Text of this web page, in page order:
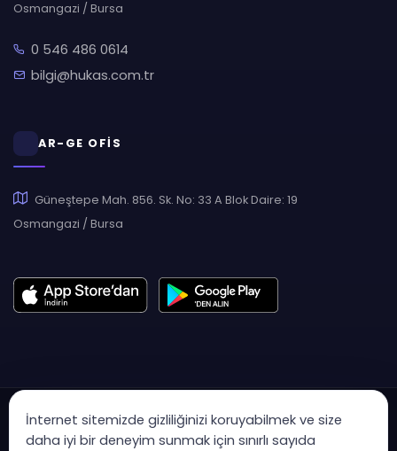
Osmangazi / Bursa
0 546 486 0614
bilgi@hukas.com.tr
AR-GE OFİS
Güneştepe Mah. 856. Sk. No: 33 A Blok Daire: 19
Osmangazi / Bursa
İnternet sitemizde gizliliğinizi koruyabilmek ve size
daha iyi bir deneyim sunmak için sınırlı sayıda